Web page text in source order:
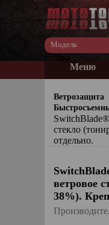
Модель
Меню
Ветрозащита
стекло
отдельно.
ветровое
38%).